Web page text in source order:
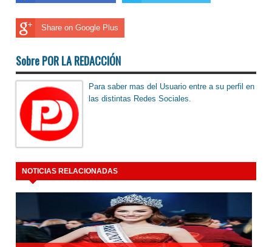
Share on Google Plus
Sobre POR LA REDACCIÓN
Para saber mas del Usuario entre a su perfil en
las distintas Redes Sociales.
NOTICIAS RELACIONADAS